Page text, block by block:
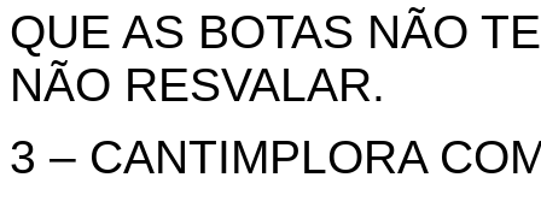
QUE AS BOTAS NÃO
NÃO RESVALAR.
3 – CANTIMPLORA